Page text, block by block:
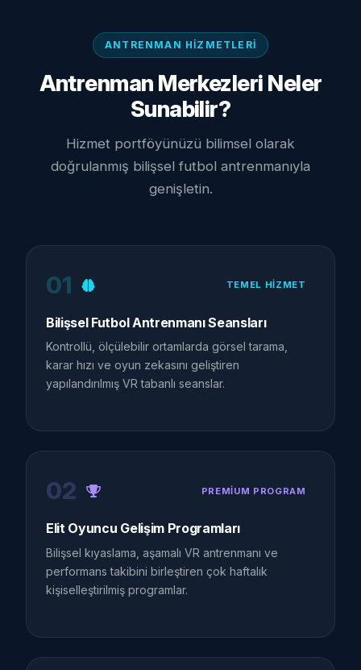
ANTRENMAN HIZMETLERI
Antrenman Merkezleri Neler
Sunabilir?
Hizmet portföyünüzü bilimsel olarak
doğrulanmış bilişsel futbol antrenmanıyla
genişletin.
01 TEMEL HIZMET
Bilişsel Futbol Antrenmanı Seansları
Kontrollü, ölçülebilir ortamlarda görsel tarama,
karar hızı ve oyun zekasını geliştiren
yapılandırılmış VR tabanlı seanslar.
02 PREMIUM PROGRAM
Elit Oyuncu Gelişim Programları
Bilişsel kıyaslama, aşamalı VR antrenmanı ve
performans takibini birleştiren çok haftalık
kişiselleştirilmiş programlar.